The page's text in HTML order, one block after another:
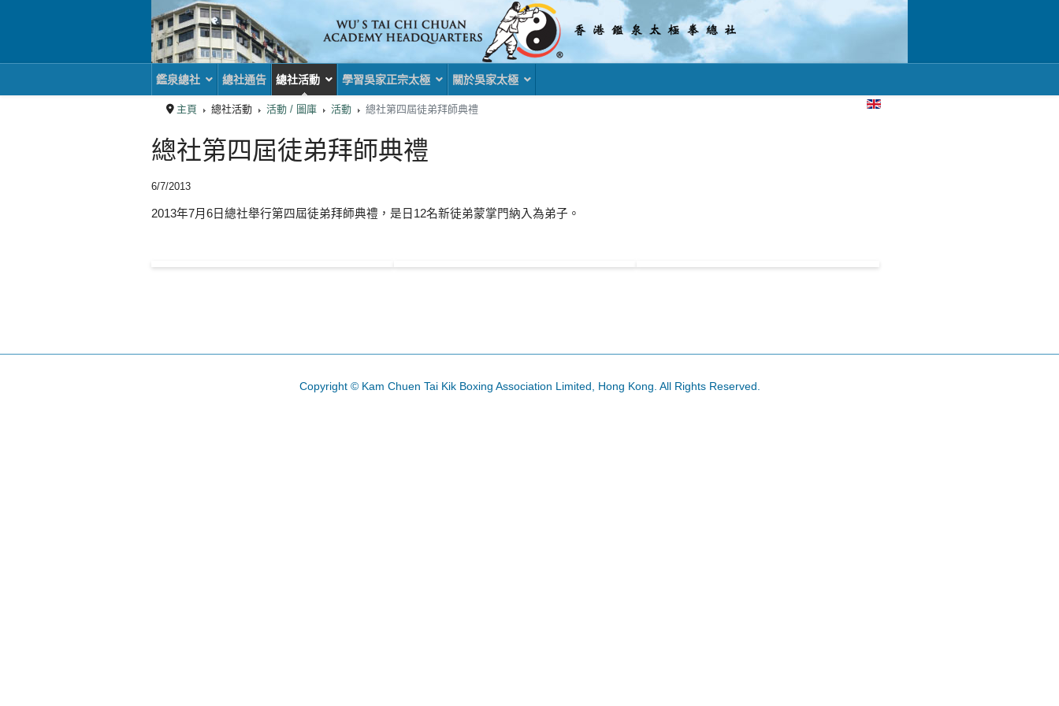
鑑泉總社 總社通告 總社活動 學習吳家正宗太極 關於吳家太極
主頁 總社活動 活動 / 圖庫 活動 總社第四屆徒弟拜師典禮
選擇你的語言
總社第四屆徒弟拜師典禮
6/7/2013
2013年7月6日總社舉行第四屆徒弟拜師典禮，是日12名新徒弟蒙掌門納入為弟子。
Copyright © Kam Chuen Tai Kik Boxing Association Limited, Hong Kong. All Rights Reserved.